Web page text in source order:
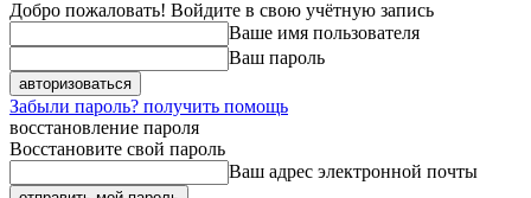
Добро пожаловать! Войдите в свою учётную запись
Ваше имя пользователя
Ваш пароль
Забыли пароль? получить помощь
восстановление пароля
Восстановите свой пароль
Ваш адрес электронной почты